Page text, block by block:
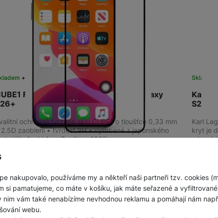
nakupovalo, používáme my a někteří naši partneři tzv. cookies
si pamatujeme, co máte v košíku, jak máte seřazené a
nim vám také nenabízíme nevhodnou reklamu a pomáhají nám
webu.
Full Cover sklo 2.5D Samsung Galaxy
na 6 prodejnách
ochranné tvrzené sklo CUBE1 o tloušťce 0,33 mm
zaoblení • tvrdost 9H • vyrobené z japonského
Asahi A++ Quality • 100%…
Karl
S26+
Skladem
Karl
kryt je
z